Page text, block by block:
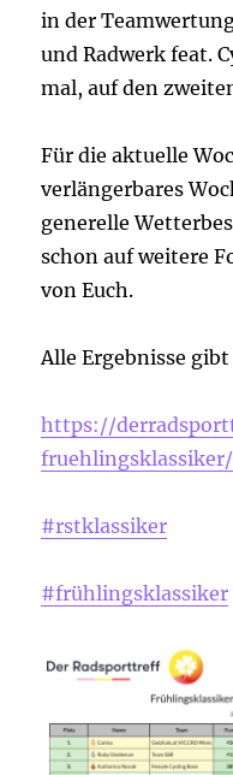
in der
und Radwerk feat.
mal, auf den
Für die aktuelle
verlängerbares
generelle
schon auf weitere
von Euch.
Alle Ergebnisse
https://
#rstklassiker
#frühlingsklassiker